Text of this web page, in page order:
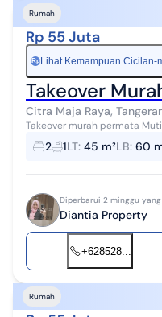
Rumah
Rp 55 Juta
Rp Lihat Kemampuan Cicilan-
Takeover
Citra Maja Raya,
Takeover murah permata Mutiara
60m LB 45m Sudah full renovasi Cicilan 2,178,000 Tenor 25
Sudah masuk 80 bul...
2 1LT: 45 m²LB: 60
Diperbarui 2 minggu
Diantia Property
+628528...
Rumah